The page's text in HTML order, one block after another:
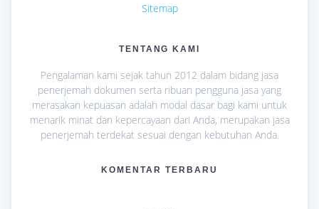
Sitemap
TENTANG KAMI
Pengalaman kami sejak tahun 2012 dalam bidang jasa
penerjemah dokumen serta ribuan pengguna jasa yang
merasakan kepuasan adalah modal dasar bagi kami untuk
menarik minat dan kepercayaan dari Anda, merupakan jasa
penerjemah terdekat sesuai dengan kebutuhan Anda.
KOMENTAR TERBARU